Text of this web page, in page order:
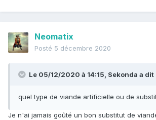
Neomatix
Posté 5 décembre 2020
Le 05/12/2020 à 14:15, Sekonda a dit
quel type de viande artificielle ou de
Je n'ai jamais goûté un bon substitut de